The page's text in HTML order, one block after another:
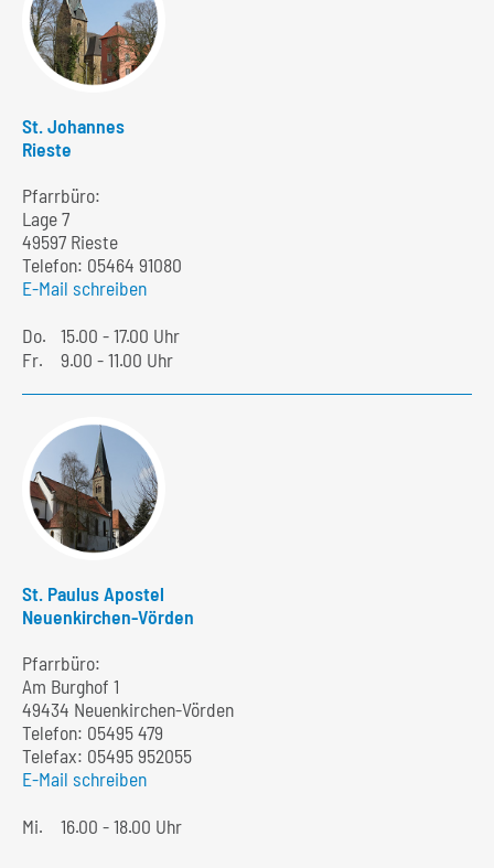
St. Johannes
Rieste
Pfarrbüro:
Lage 7
49597 Rieste
Telefon: 05464 91080
E-Mail schreiben
Do.
15.00 - 17.00 Uhr
Fr.
9.00 - 11.00 Uhr
St. Paulus Apostel
Neuenkirchen-Vörden
Pfarrbüro:
Am Burghof 1
49434 Neuenkirchen-Vörden
Telefon: 05495 479
Telefax: 05495 952055
E-Mail schreiben
Mi.
16.00 - 18.00 Uhr